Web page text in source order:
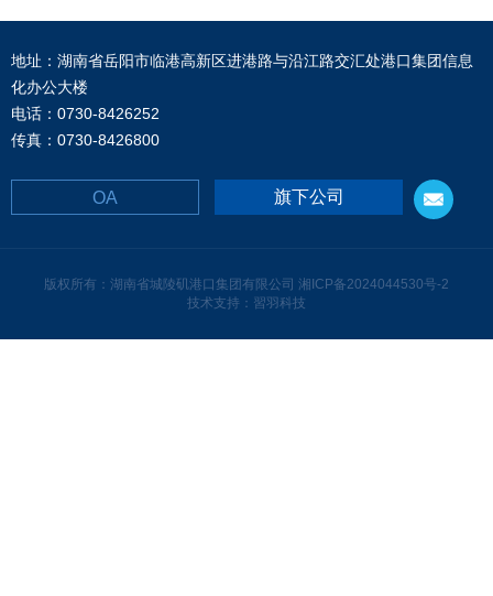
地址：湖南省岳阳市临港高新区进港路与沿江路交汇处港口集团信息
化办公大楼
电话：0730-8426252
传真：0730-8426800
OA 旗下公司
版权所有：湖南省城陵矶港口集团有限公司 湘ICP备2024044530号-2
技术支持：習羽科技